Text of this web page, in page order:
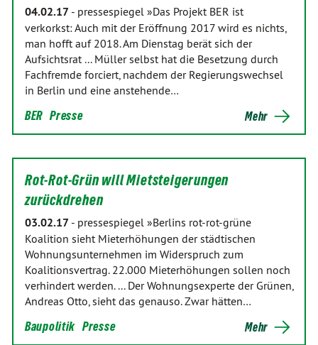
04.02.17 - pressespiegel »Das Projekt BER ist
verkorkst: Auch mit der Eröffnung 2017 wird es nichts,
man hofft auf 2018. Am Dienstag berät sich der
Aufsichtsrat ... Müller selbst hat die Besetzung durch
Fachfremde forciert, nachdem der Regierungswechsel
in Berlin und eine anstehende…
BER Presse Mehr
Rot-Rot-Grün will Mietsteigerungen
zurückdrehen
03.02.17 - pressespiegel »Berlins rot-rot-grüne
Koalition sieht Mieterhöhungen der städtischen
Wohnungsunternehmen im Widerspruch zum
Koalitionsvertrag. 22.000 Mieterhöhungen sollen noch
verhindert werden. ... Der Wohnungsexperte der Grünen,
Andreas Otto, sieht das genauso. Zwar hätten…
Baupolitik Presse Mehr